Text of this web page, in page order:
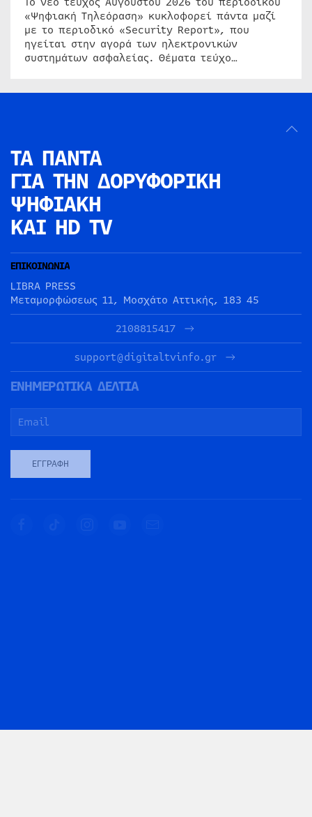
«Ψηφιακή Τηλεόραση» κυκλοφορεί πάντα μαζί
με το περιοδικό «Security Report», που
ηγείται στην αγορά των ηλεκτρονικών
συστημάτων ασφαλείας. Θέματα τεύχο…
ΤΑ ΠΑΝΤΑ
ΓΙΑ ΤΗΝ ΔΟΡΥΦΟΡΙΚΗ
ΨΗΦΙΑΚΗ
ΚΑΙ HD TV
ΕΠΙΚΟΙΝΩΝΙΑ
LIBRA PRESS
Μεταμορφώσεως 11, Μοσχάτο Αττικής, 183 45
2108815417
support@digitaltvinfo.gr
ΕΝΗΜΕΡΩΤΙΚΑ ΔΕΛΤΙΑ
ΕΓΓΡΑΦΉ